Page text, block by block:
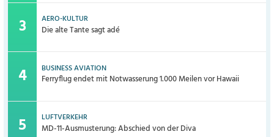
AERO-KULTUR
Die alte Tante sagt adé
BUSINESS AVIATION
Ferryflug endet mit Notwasserung 1.000 Meilen vor Hawaii
LUFTVERKEHR
MD-11-Ausmusterung: Abschied von der Diva